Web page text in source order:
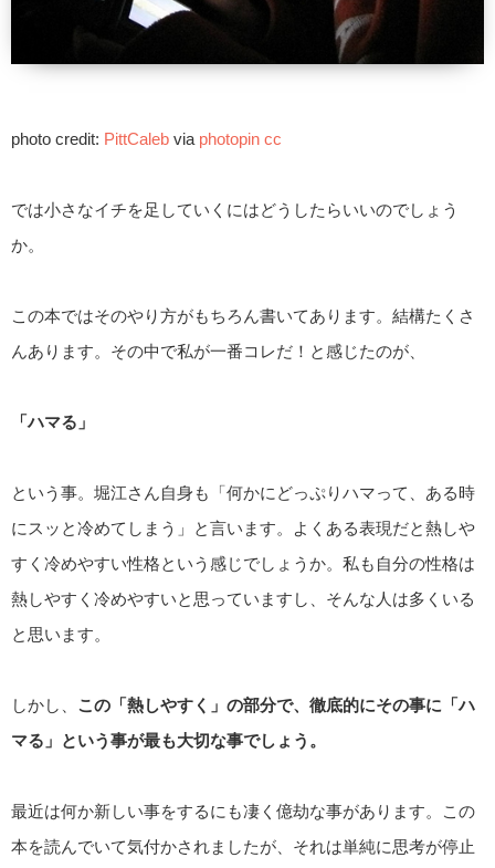
photo credit: PittCaleb via photopin cc
では小さなイチを足していくにはどうしたらいいのでしょう
か。
この本ではそのやり方がもちろん書いてあります。結構たくさ
んあります。その中で私が一番コレだ！と感じたのが、
「ハマる」
という事。堀江さん自身も「何かにどっぷりハマって、ある時
にスッと冷めてしまう」と言います。よくある表現だと熱しや
すく冷めやすい性格という感じでしょうか。私も自分の性格は
熱しやすく冷めやすいと思っていますし、そんな人は多くいる
と思います。
しかし、 この「熱しやすく」の部分で、徹底的にその事に「ハ
マる」という事が最も大切な事でしょう。
最近は何か新しい事をするにも凄く億劫な事があります。この
本を読んでいて気付かされましたが、それは単純に思考が停止